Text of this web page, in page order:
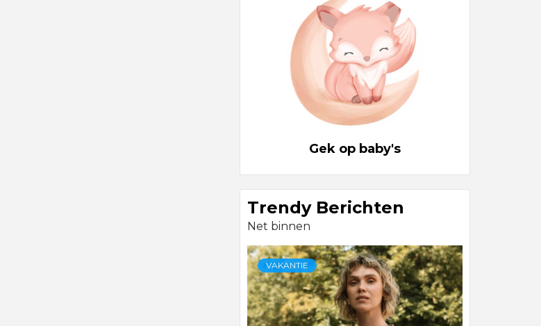
Gek op baby's
Trendy Berichten
Net binnen
VAKANTIE